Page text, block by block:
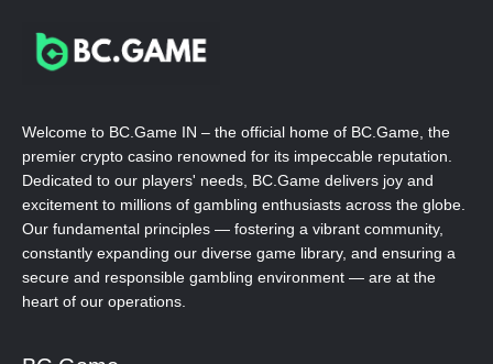
Welcome to BC.Game IN – the official home of BC.Game, the
premier crypto casino renowned for its impeccable reputation.
Dedicated to our players' needs, BC.Game delivers joy and
excitement to millions of gambling enthusiasts across the globe.
Our fundamental principles — fostering a vibrant community,
constantly expanding our diverse game library, and ensuring a
secure and responsible gambling environment — are at the
heart of our operations.